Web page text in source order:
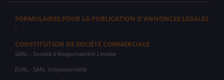
FORMULAIRES POUR LA PUBLICATION D'ANNONCES LÉGALES
:
CONSTITUTION DE SOCIÉTÉ COMMERCIALE
SARL - Société à Responsabilité Limitée
EURL - SARL Unipersonnelle